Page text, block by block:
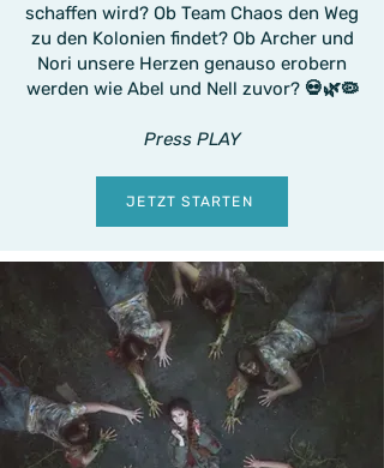
schaffen wird? Ob Team Chaos den Weg
zu den Kolonien findet? Ob Archer und
Nori unsere Herzen genauso erobern
werden wie Abel und Nell zuvor? 💀🌿🦠
Press PLAY
JETZT STARTEN